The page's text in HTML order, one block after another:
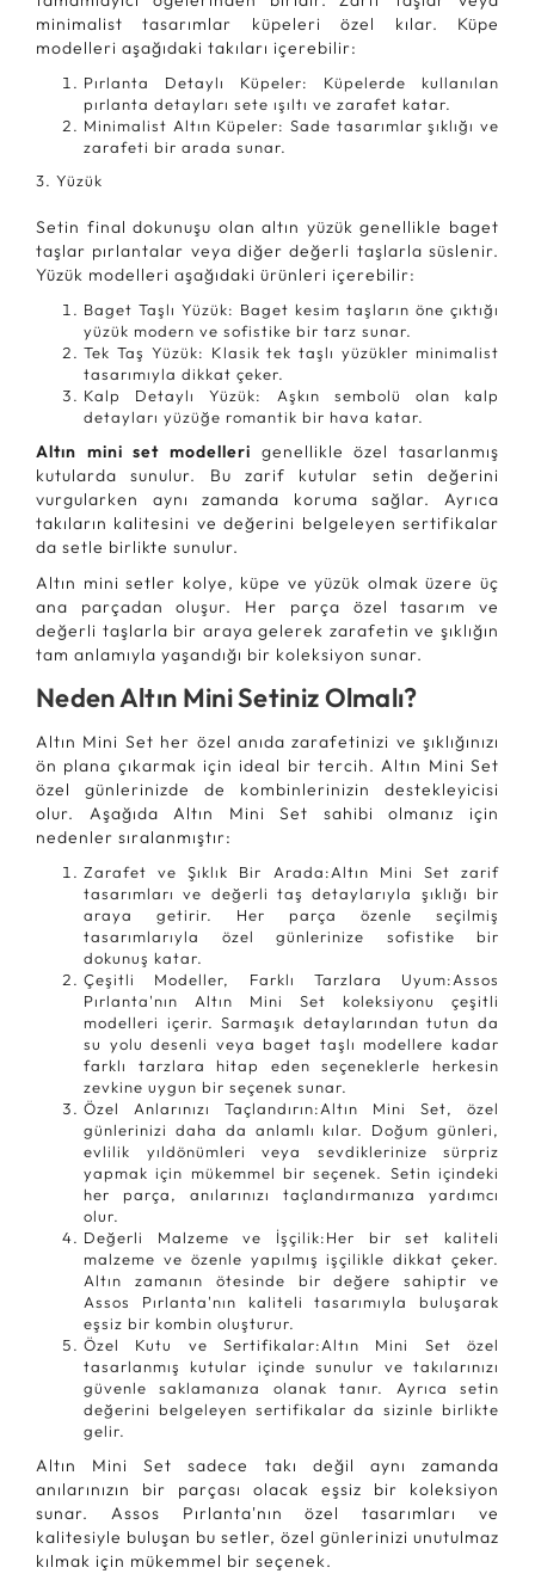
minimalist tasarımlar küpeleri özel kılar. Küpe
modelleri aşağıdaki takıları içerebilir:
Pırlanta Detaylı Küpeler: Küpelerde kullanılan
pırlanta detayları sete ışıltı ve zarafet katar.
Minimalist Altın Küpeler: Sade tasarımlar şıklığı ve
zarafeti bir arada sunar.
3. Yüzük
Setin final dokunuşu olan altın yüzük genellikle baget
taşlar pırlantalar veya diğer değerli taşlarla süslenir.
Yüzük modelleri aşağıdaki ürünleri içerebilir:
Baget Taşlı Yüzük: Baget kesim taşların öne çıktığı
yüzük modern ve sofistike bir tarz sunar.
Tek Taş Yüzük: Klasik tek taşlı yüzükler minimalist
tasarımıyla dikkat çeker.
Kalp Detaylı Yüzük: Aşkın sembolü olan kalp
detayları yüzüğe romantik bir hava katar.
Altın mini set modelleri genellikle özel tasarlanmış
kutularda sunulur. Bu zarif kutular setin değerini
vurgularken aynı zamanda koruma sağlar. Ayrıca
takıların kalitesini ve değerini belgeleyen sertifikalar
da setle birlikte sunulur.
Altın mini setler kolye, küpe ve yüzük olmak üzere üç
ana parçadan oluşur. Her parça özel tasarım ve
değerli taşlarla bir araya gelerek zarafetin ve şıklığın
tam anlamıyla yaşandığı bir koleksiyon sunar.
Neden Altın Mini Setiniz Olmalı?
Altın Mini Set her özel anıda zarafetinizi ve şıklığınızı
ön plana çıkarmak için ideal bir tercih. Altın Mini Set
özel günlerinizde de kombinlerinizin destekleyicisi
olur. Aşağıda Altın Mini Set sahibi olmanız için
nedenler sıralanmıştır:
Zarafet ve Şıklık Bir Arada:Altın Mini Set zarif
tasarımları ve değerli taş detaylarıyla şıklığı bir
araya getirir. Her parça özenle seçilmiş
tasarımlarıyla özel günlerinize sofistike bir
dokunuş katar.
Çeşitli Modeller, Farklı Tarzlara Uyum:Assos
Pırlanta'nın Altın Mini Set koleksiyonu çeşitli
modelleri içerir. Sarmaşık detaylarından tutun da
su yolu desenli veya baget taşlı modellere kadar
farklı tarzlara hitap eden seçeneklerle herkesin
zevkine uygun bir seçenek sunar.
Özel Anlarınızı Taçlandırın:Altın Mini Set, özel
günlerinizi daha da anlamlı kılar. Doğum günleri,
evlilik yıldönümleri veya sevdiklerinize sürpriz
yapmak için mükemmel bir seçenek. Setin içindeki
her parça, anılarınızı taçlandırmanıza yardımcı
olur.
Değerli Malzeme ve İşçilik:Her bir set kaliteli
malzeme ve özenle yapılmış işçilikle dikkat çeker.
Altın zamanın ötesinde bir değere sahiptir ve
Assos Pırlanta'nın kaliteli tasarımıyla buluşarak
eşsiz bir kombin oluşturur.
Özel Kutu ve Sertifikalar:Altın Mini Set özel
tasarlanmış kutular içinde sunulur ve takılarınızı
güvenle saklamanıza olanak tanır. Ayrıca setin
değerini belgeleyen sertifikalar da sizinle birlikte
gelir.
Altın Mini Set sadece takı değil aynı zamanda
anılarınızın bir parçası olacak eşsiz bir koleksiyon
sunar. Assos Pırlanta'nın özel tasarımları ve
kalitesiyle buluşan bu setler, özel günlerinizi unutulmaz
kılmak için mükemmel bir seçenek.